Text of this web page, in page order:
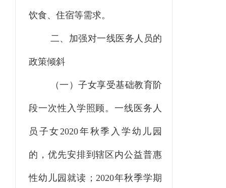
饮食、住宿等需求。
二、加强对一线医务人员的
政策倾斜
（一）子女享受基础教育阶
段一次性入学照顾。一线医务人
员子女2020年秋季入学幼儿园
的，优先安排到辖区内公益普惠
性幼儿园就读； 2020年秋季学期